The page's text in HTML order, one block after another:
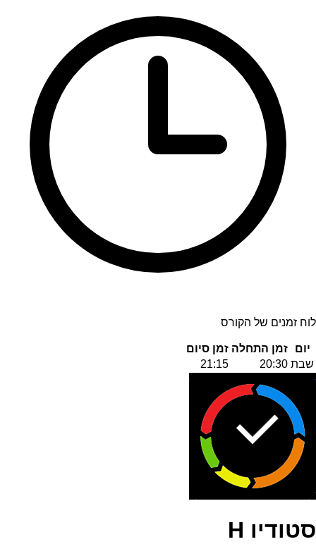
לוח זמנים של הקורס
יום זמן התחלה זמן סיום
שבת 20:30
21:15
סטודיו H